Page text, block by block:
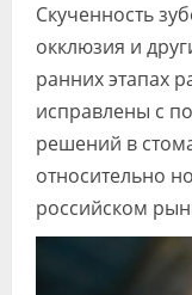
Клиники
Специалисты
Блоги
Лаборатории
Скученность
окклюзия и
ранних этапах
исправлены с
решений в
относительно
российском